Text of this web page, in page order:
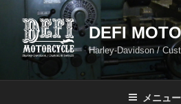
DEFI
Harley-Davidson /
メニュー